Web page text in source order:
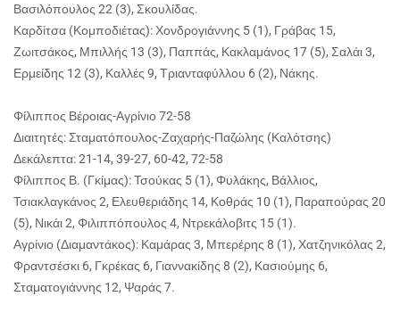
Βασιλόπουλος 22 (3), Σκουλίδας.
Καρδίτσα (Κομποδιέτας): Χονδρογιάννης 5 (1), Γράβας 15,
Ζωιτσάκος, Μπιλλής 13 (3), Παππάς, Κακλαμάνος 17 (5), Σαλάι 3,
Ερμείδης 12 (3), Καλλές 9, Τριανταφύλλου 6 (2), Νάκης.
Φίλιππος Βέροιας-Αγρίνιο 72-58
Διαιτητές: Σταματόπουλος-Ζαχαρής-Παζώλης (Καλότσης)
Δεκάλεπτα: 21-14, 39-27, 60-42, 72-58
Φίλιππος Β. (Γκίμας): Τσούκας 5 (1), Φυλάκης, Βάλλιος,
Τσιακλαγκάνος 2, Ελευθεριάδης 14, Κοθράς 10 (1), Παραπούρας 20
(5), Νικάι 2, Φιλιππόπουλος 4, Ντρεκάλοβιτς 15 (1).
Αγρίνιο (Διαμαντάκος): Καμάρας 3, Μπερέρης 8 (1), Χατζηνικόλας 2,
Φραντσέσκι 6, Γκρέκας 6, Γιαννακίδης 8 (2), Κασιούμης 6,
Σταματογιάννης 12, Ψαράς 7.